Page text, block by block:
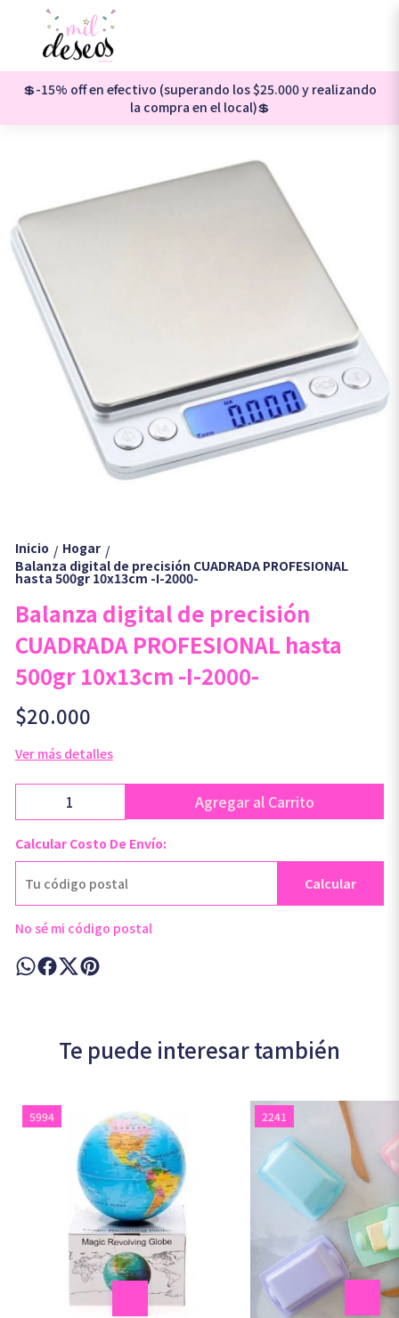
💲-15% off en efectivo (superando los $25.000 y realizando
la compra en el local)💲
Inicio / Hogar /
Balanza digital de precisión CUADRADA PROFESIONAL
hasta 500gr 10x13cm -I-2000-
Balanza digital de precisión
CUADRADA PROFESIONAL hasta
500gr 10x13cm -I-2000-
$20.000
Ver más detalles
Agregar al Carrito
Calcular Costo De Envío:
Calcular
No sé mi código postal
Te puede interesar también
5994 2241